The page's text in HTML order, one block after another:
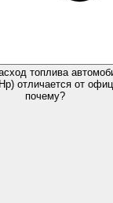
топлива
отличается от
почему?